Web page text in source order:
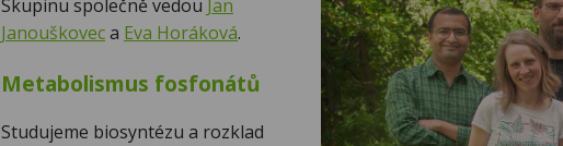
Skupinu společně vedou Jan
Janouškoveca Eva Horáková.
Metabolismus fosfonátů
Studujeme biosyntézu a rozklad